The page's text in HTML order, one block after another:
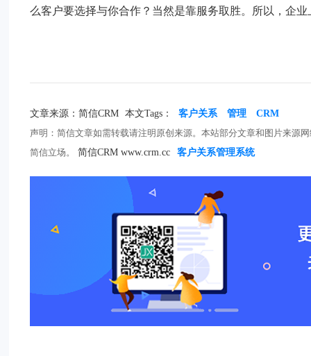
么客户要选择与你合作？当然是靠服务取胜。所以，企
文章来源：简信CRM 本文Tags： 客户关系 管理
CRM
声明：简信文章如需转载请注明原创来源。本站部分文章和图片来源
简信立场。
简信CRM www.crm.cc 客户关系管理系统